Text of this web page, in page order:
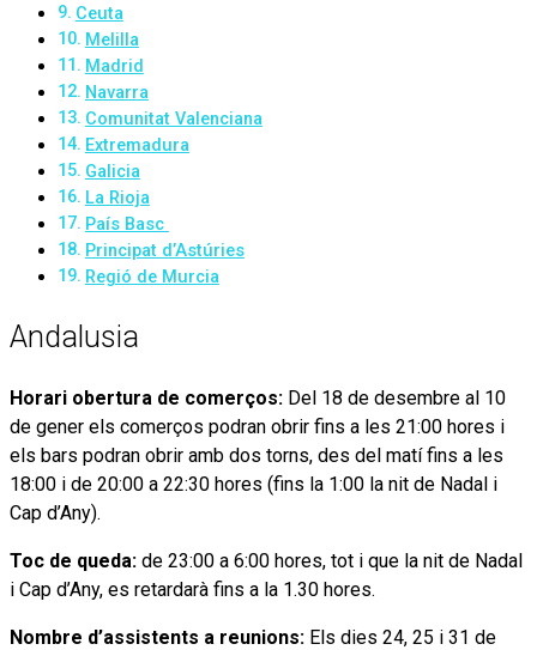
Ceuta
Melilla
Madrid
Navarra
Comunitat Valenciana
Extremadura
Galicia
La Rioja
País Basc
Principat d’Astúries
Regió de Murcia
Andalusia
Horari obertura de comerços: Del 18 de desembre al 10
de gener els comerços podran obrir fins a les 21:00 hores i
els bars podran obrir amb dos torns, des del matí fins a les
18:00 i de 20:00 a 22:30 hores (fins la 1:00 la nit de Nadal i
Cap d’Any).
Toc de queda: de 23:00 a 6:00 hores, tot i que la nit de Nadal
i Cap d’Any, es retardarà fins a la 1.30 hores.
Nombre d’assistents a reunions: Els dies 24, 25 i 31 de